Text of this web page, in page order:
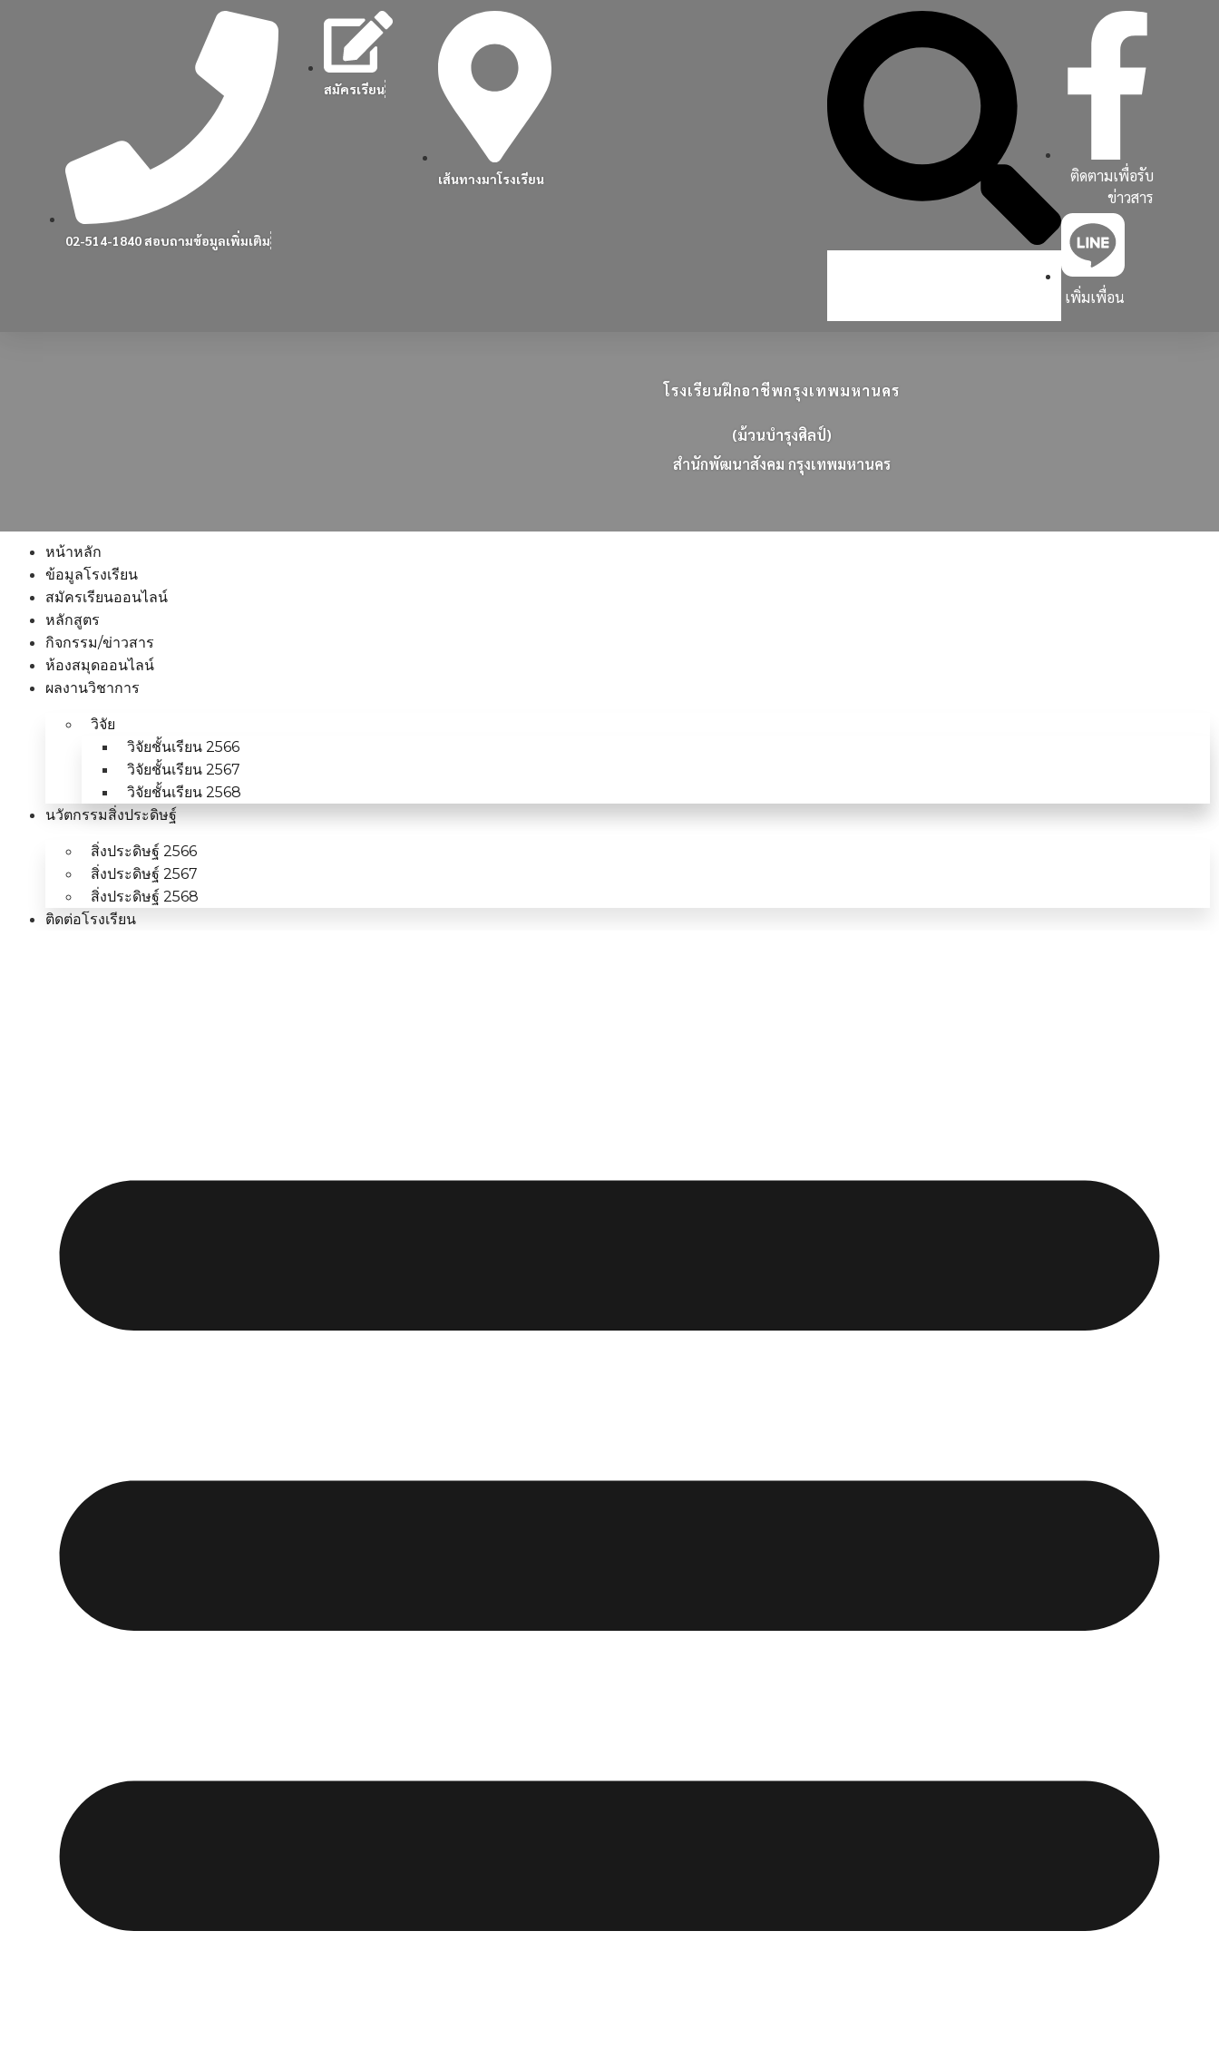
02-514-1840 สอบถามข้อมูลเพิ่มเติม
สมัครเรียน
เส้นทางมาโรงเรียน
ติดตามเพื่อรับ
ข่าวสาร
เพิ่มเพื่อน
โรงเรียนฝึกอาชีพกรุงเทพมหานคร
(ม้วนบำรุงศิลป์)
สนกพฒนาสงคม กรงเทพมหานคร
หน้าหลัก
ข้อมูลโรงเรียน
สมัครเรียนออนไลน์
หลักสูตร
กิจกรรม/ข่าวสาร
ห้องสมุดออนไลน์
ผลงานวิชาการ
วิจัย
วิจัยชั้นเรียน 2566
วิจัยชั้นเรียน 2567
วิจัยชั้นเรียน 2568
นวัตกรรมสิ่งประดิษฐ์
สิ่งประดิษฐ์ 2566
สิ่งประดิษฐ์ 2567
สิ่งประดิษฐ์ 2568
ติดต่อโรงเรียน